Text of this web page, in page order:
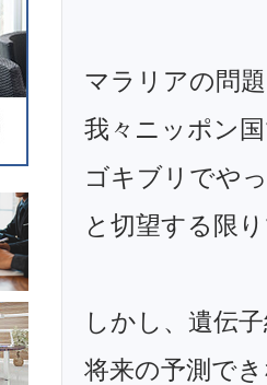
マラリアの問
我々ニッポン
ゴキブリでや
と切望する限
しかし、遺伝
将来の予測で